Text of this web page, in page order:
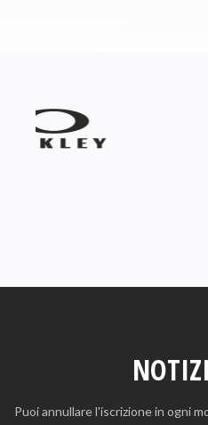
Puoi annullare l'iscrizione in ogni